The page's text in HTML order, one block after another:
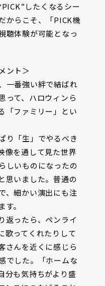
したくなるシー
からこそ、「PICK機
聴体験が可能となっ
ント＞
一番強い絆で結ばれ
って、ハロウィンら
「ファミリー」とい
り「生」でやるべき
像を通して見た世界
しいものになったの
思いました。普通の
、細かい演出にも注
。
返ったら、ペンライ
歌ってくれたりして
さんを近くに感じら
でした。「ホームな
分も気持ちがより盛